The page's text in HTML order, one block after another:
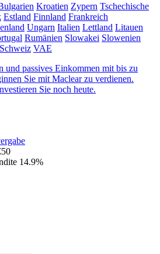
Kroatien Zypern Tschechische
Estland Finnland Frankreich
Ungarn Italien Lettland Litauen
Rumänien Slowakei Slowenien
Schweiz VAE
und passives Einkommen mit bis zu
Sie mit Maclear zu verdienen.
Sie noch heute.
14.9%